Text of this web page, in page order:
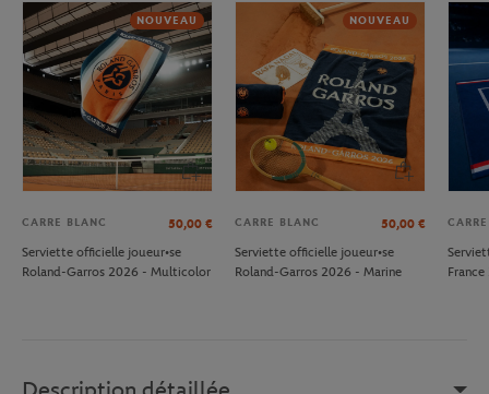
NOUVEAU
CARRE BLANC 50,00 €
Serviette officielle joueur•se
Roland-Garros 2026 - Multicolor
NOUVEAU
CARRE BLANC 50,00 €
Serviette officielle joueur•se
Roland-Garros 2026 - Marine